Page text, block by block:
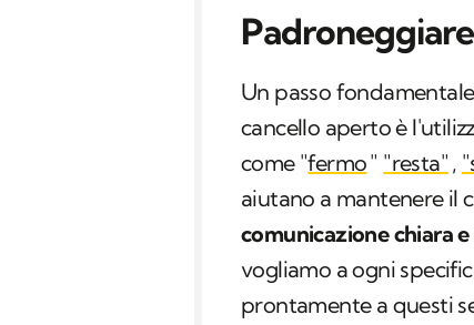
Un passo
cancello aperto è
come "fermo" "resta" ,
aiutano a mantenere il
comunicazione chiara
vogliamo a ogni
prontamente a questi